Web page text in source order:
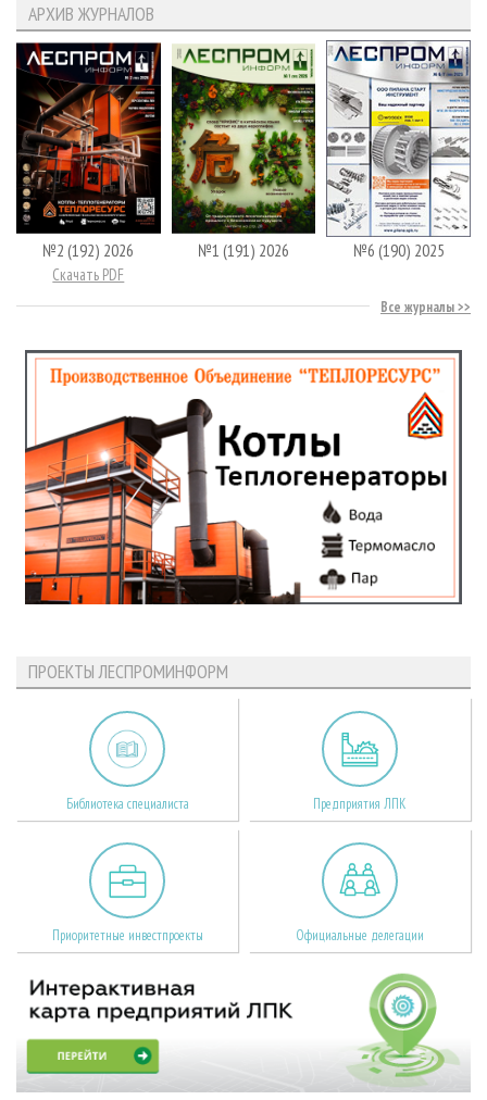
АРХИВ ЖУРНАЛОВ
№2 (192) 2026
Скачать PDF
№1 (191) 2026 №6 (190) 2025
Все журналы
ПРОЕКТЫ ЛЕСПРОМИНФОРМ
Библиотека специалиста Предприятия ЛПК
Приоритетные инвестпроекты Официальные делегации